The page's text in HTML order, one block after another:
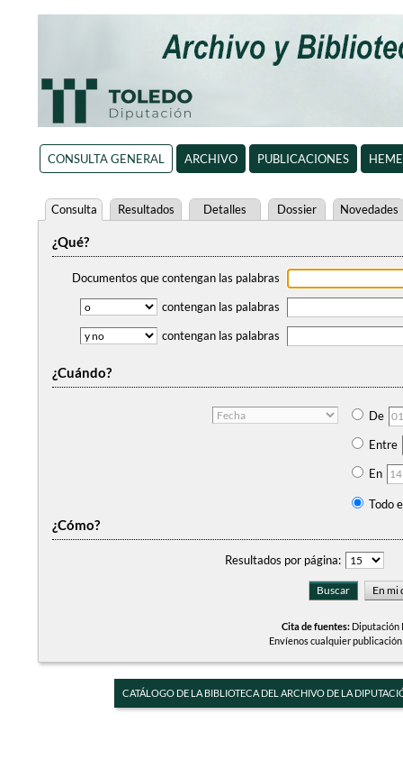
CONSULTA GENERAL ARCHIVO PUBLICACIONES
Consulta Resultados Detalles Dossier Novedades
¿Qué?
Documentos que contengan las palabras
contengan las palabras
contengan las palabras
¿Cuándo?
De
Entre
En
Todo
¿Cómo?
Resultados por página:
Cita de fuentes:Diputación
Envíenos cualquier
CATÁLOGO DE LA BIBLIOTECA DEL ARCHIVO DE LA